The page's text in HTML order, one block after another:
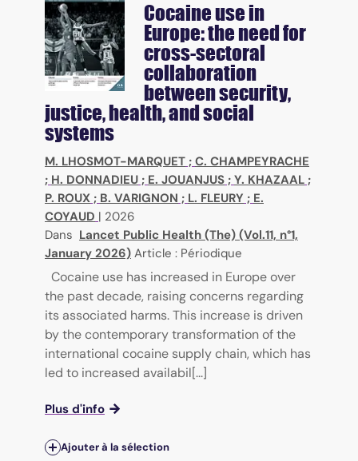
Cocaine use in
Europe: the need for
cross-sectoral
collaboration
between security,
justice, health, and social
systems
M. LHOSMOT-MARQUET ; C. CHAMPEYRACHE
; H. DONNADIEU ; E. JOUANJUS ; Y. KHAZAAL ;
P. ROUX ; B. VARIGNON ; L. FLEURY ; E.
COYAUD | 2026
Dans Lancet Public Health (The) (Vol.11, n°1,
January 2026) Article : Périodique
Cocaine use has increased in Europe over
the past decade, raising concerns regarding
its associated harms. This increase is driven
by the contemporary transformation of the
international cocaine supply chain, which has
led to increased availabil[...]
Plus d'info
Ajouter à la sélection